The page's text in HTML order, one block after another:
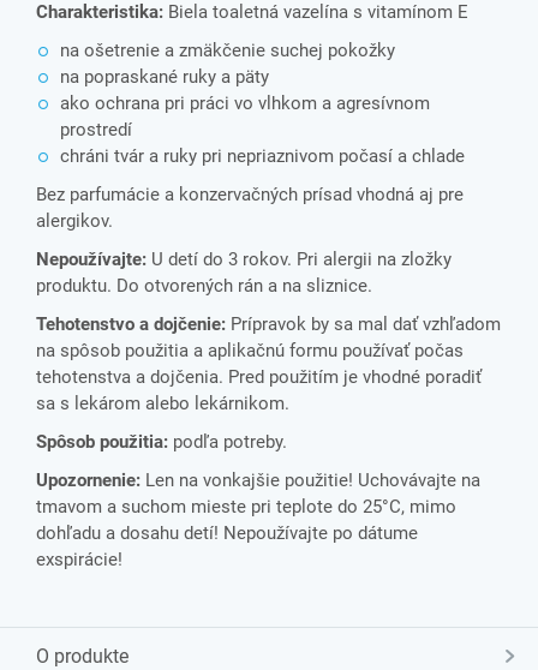
Charakteristika: Biela toaletná vazelína s vitamínom E
na ošetrenie a zmäkčenie suchej pokožky
na popraskané ruky a päty
ako ochrana pri práci vo vlhkom a agresívnom
prostredí
chráni tvár a ruky pri nepriaznivom počasí a chlade
Bez parfumácie a konzervačných prísad vhodná aj pre
alergikov.
Nepoužívajte: U detí do 3 rokov. Pri alergii na zložky
produktu. Do otvorených rán a na sliznice.
Tehotenstvo a dojčenie: Prípravok by sa mal dať vzhľadom
na spôsob použitia a aplikačnú formu používať počas
tehotenstva a dojčenia. Pred použitím je vhodné poradiť
sa s lekárom alebo lekárnikom.
Spôsob použitia: podľa potreby.
Upozornenie: Len na vonkajšie použitie! Uchovávajte na
tmavom a suchom mieste pri teplote do 25°C, mimo
dohľadu a dosahu detí! Nepoužívajte po dátume
exspirácie!
O produkte